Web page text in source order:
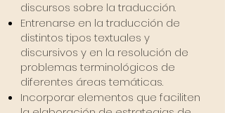
discursos sobre la traducción.
Entrenarse en la traducción de
distintos tipos textuales y
discursivos y en la resolución de
problemas terminológicos de
diferentes áreas temáticas.
Incorporar elementos que faciliten